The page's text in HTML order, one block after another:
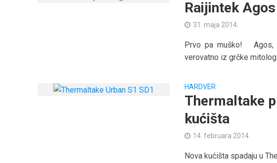
Raijintek Agos
31. maja 2014.
Prvo pa muško! Agos,
verovatno iz grčke
HARDVER
Thermaltake
kućišta
14. februara 2014.
Nova kućišta spadaju u